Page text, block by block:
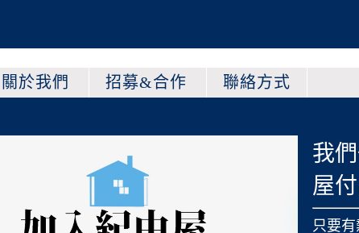
關於我們 招募&合作 聯絡方式
我
屋
只要